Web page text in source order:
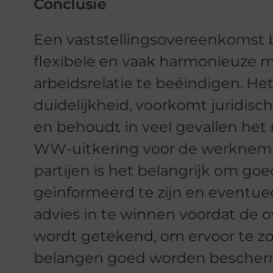
Conclusie
Een vaststellingsovereenkomst
flexibele en vaak harmonieuze
arbeidsrelatie te beëindigen.
duidelijkheid, voorkomt
en behoudt in veel gevallen het
WW-uitkering voor de
partijen is het belangrijk om
geïnformeerd te zijn en
advies in te winnen voordat de
wordt getekend, om ervoor te
belangen goed worden